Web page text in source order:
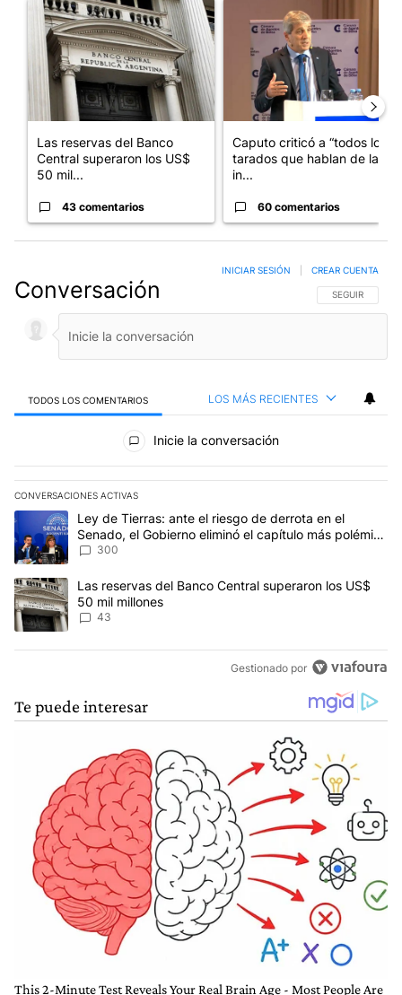
Un artículo de tendencia con el título "Las reservas del Banco
Las reservas del Banco
Central superaron los US$
50 mil...
43 comentarios
Caputo criticó a “todos los
tarados que hablan de la
in...
60 comentarios
Conversación SIGA ESTA
SEGUIR
INICIAR SESIÓN CREAR CUENTA
TODOS LOS COMENTARIOS LOS MÁS RECIENTES
Todos los comentarios
Inicie la conversación
CONVERSACIONES ACTIVAS
Este listado muestra los artículos con más comentarios en los
Un artículo de tendencia con el título "Ley de Tierras: ante el
Ley de Tierras: ante el riesgo de derrota en el
Senado, el Gobierno eliminó el capítulo más polémico
del proyecto
300
Un artículo de tendencia con el título "Las reservas del Banco
Las reservas del Banco Central superaron los US$
50 mil millones
43
Gestionado por